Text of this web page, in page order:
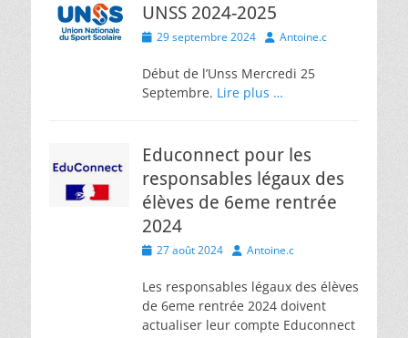
UNSS 2024-2025
Posted
29 septembre 2024 Author
Antoine.c
Début de l’Unss Mercredi 25
Septembre. Lire plus …
Educonnect pour les
responsables légaux des
élèves de 6eme rentrée
2024
Posted
27 août 2024 Author
Antoine.c
Les responsables légaux des élèves
de 6eme rentrée 2024 doivent
actualiser leur compte Educonnect